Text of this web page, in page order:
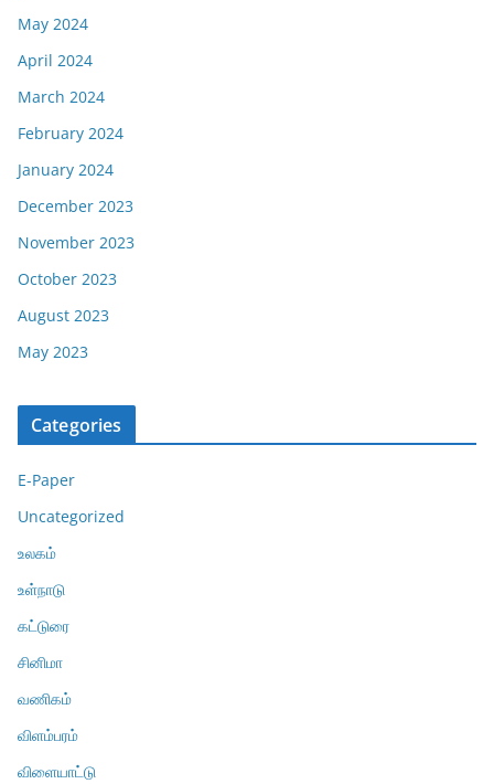
May 2024
April 2024
March 2024
February 2024
January 2024
December 2023
November 2023
October 2023
August 2023
May 2023
Categories
E-Paper
Uncategorized
உலகம்
உள்நாடு
கட்டுரை
சினிமா
வணிகம்
விளம்பரம்
விளையாட்டு